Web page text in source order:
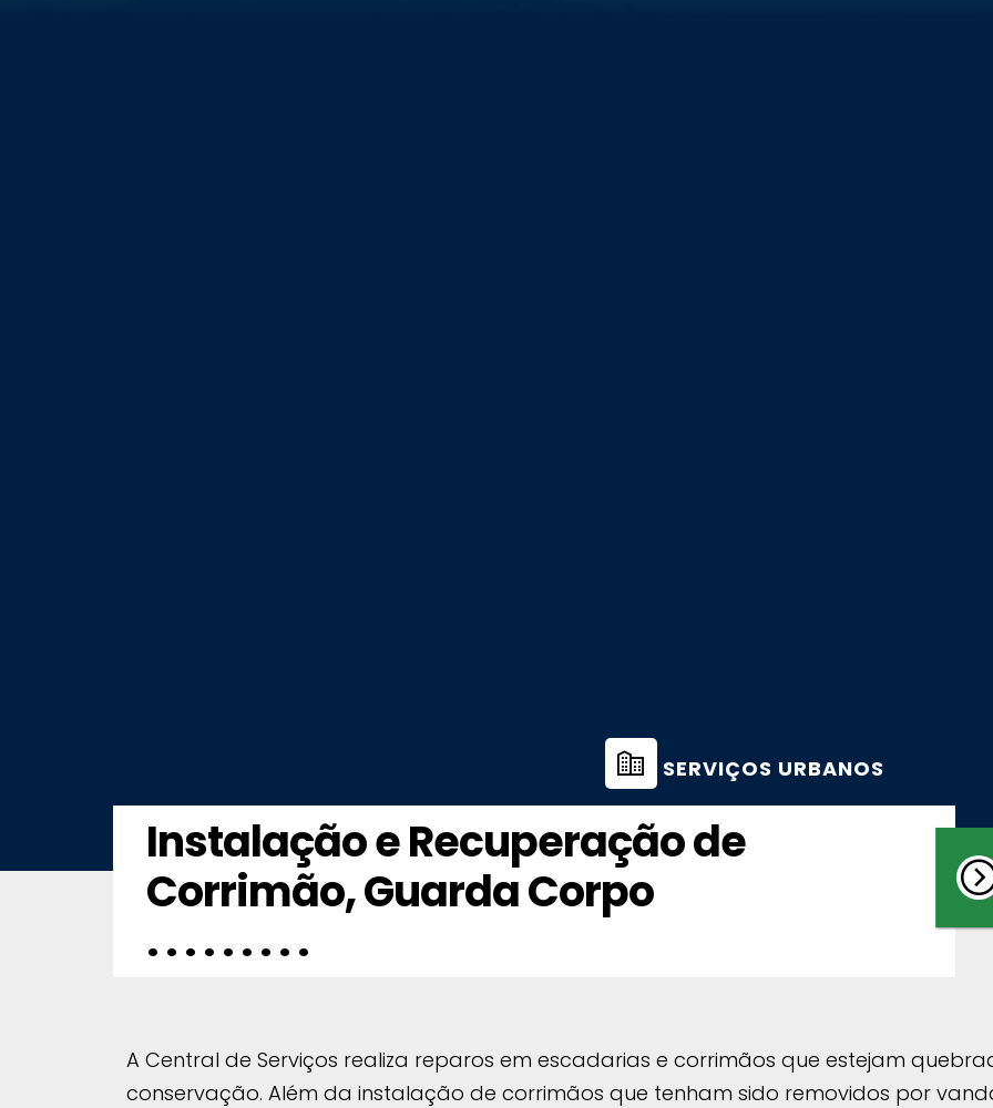
SERVIÇOS URBANOS
Instalação e Recuperação de
Corrimão, Guarda Corpo
. . . . . . . . .
A Central de Serviços realiza reparos em escadarias e corrimãos que estejam
conservação. Além da instalação de corrimãos que tenham sido removidos por